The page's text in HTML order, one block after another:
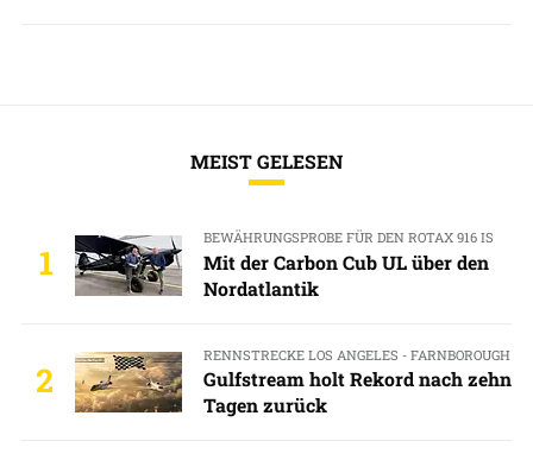
MEIST GELESEN
1
BEWÄHRUNGSPROBE FÜR DEN ROTAX 916 IS
Mit der Carbon Cub UL über den
Nordatlantik
2
RENNSTRECKE LOS ANGELES - FARNBOROUGH
Gulfstream holt Rekord nach zehn
Tagen zurück